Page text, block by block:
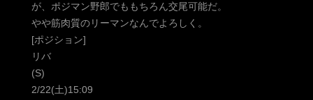
が、ポジマン野郎でももちろん交尾可能だ。
やや筋肉質のリーマンなんでよろしく。
[ポジション]
リバ
(S)
2/22(土)15:09